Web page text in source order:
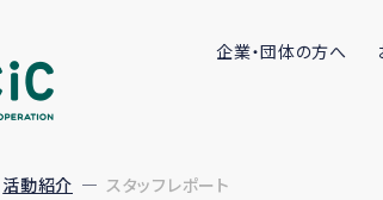
企業・団体の方へ
活動紹介 スタッフレポート